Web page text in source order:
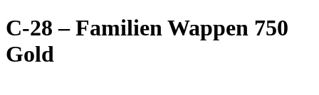
C-28 – Familien Wappen 750
Gold